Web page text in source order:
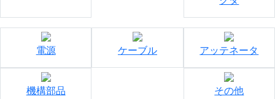
電源 ケーブル アッテネータ
機構部品 その他